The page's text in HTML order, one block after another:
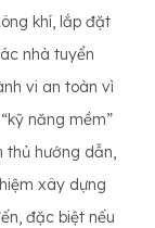
khí, lắp đặt
nhà tuyển
vi an toàn vì
năng mềm”
thủ hướng dẫn,
xây dựng
đặc biệt nếu